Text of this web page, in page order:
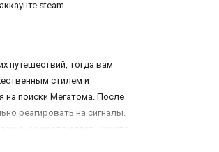
steam.
путешествий, тогда вам
стилем и
на поиски Мегатома. После
реагировать на сигналы.
не утомляет. Так что